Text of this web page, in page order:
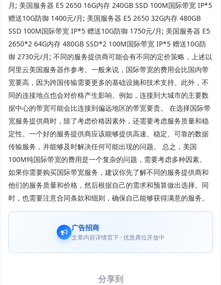
月; 美国服务器 E5 2650 16G内存 240GB SSD 100M国际带宽 IP*5
赠送10G防御 1400元/月; 美国服务器 E5 2650 32G内存 480GB
SSD 100M国际带宽 IP*5 赠送10G防御 1750元/月; 美国服务器 E5
2650*2 64G内存 480GB SSD*2 100M国际带宽 IP*5 赠送10G防
御 2730元/月; 不同的服务提供商可能会有不同的定价策略，上述以
阿里云美国服务器作参考。一般来说，国际带宽的费用会比国内带
宽要高，因为跨国传输需要更多的基础设施和技术支持。此外，不
同的连接地点也会对价格产生影响。例如，连接到大城市的主要数
据中心的带宽可能会比连接到偏远地区的带宽要贵。 在选择国际带
宽服务提供商时，除了考虑价格因素外，还需要考虑服务质量和稳
定性。一个好的服务提供商应该能够提供高速、稳定、可靠的数据
传输服务，并能够及时解决任何可能出现的问题。 总之，美国
100M纯国际带宽的费用是一个复杂的问题，需要考虑多种因素。
如果你需要购买国际带宽服务，建议你先了解不同的服务提供商和
他们的服务质量和价格，然后根据自己的需求和预算做出选择。同
时，也需要注意合同条款和细则，确保自己能够获得满意的服务。
广告招商
文章内容详情页下 · 优质席位开放中
分享到